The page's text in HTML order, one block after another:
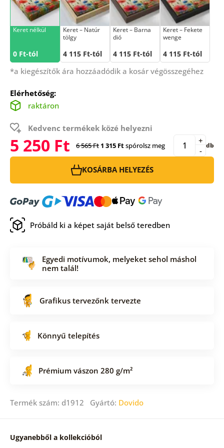
Keret nélkül
0 Ft-tól
Keret – Natúr
tölgy
4 115 Ft-tól
Keret – Barna
dió
4 115 Ft-tól
Keret – Fekete
wenge
4 115 Ft-tól
*a kiegészítők ára hozzáadódik a kosár végösszegéhez
Elérhetőség:
raktáron
Kedvenc termékek közé helyezni
5 250 Ft 6 565 Ft 1 315 Ftspórolsz meg -
+ db
KOSÁRBA HELYEZÉS
Próbáld ki a képet saját belső teredben
Egyedi motívumok, melyeket sehol máshol
nem talál!
Grafikus tervezőnk tervezte
Könnyű telepítés
Prémium vászon 280 g/m²
Termék szám: d1912 Gyártó: Dovido
Ugyanebből a kollekcióból